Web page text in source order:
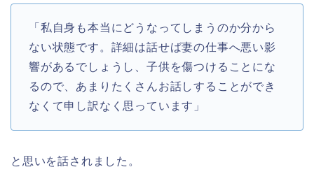
「私自身も本当にどうなってしまうのか分から
ない状態です。詳細は話せば妻の仕事へ悪い影
響があるでしょうし、子供を傷つけることにな
るので、あまりたくさんお話しすることができ
なくて申し訳なく思っています」
と思いを話されました。